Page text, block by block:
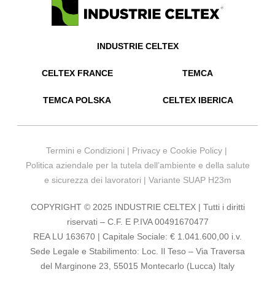
INDUSTRIE CELTEX
CELTEX FRANCE TEMCA
TEMCA POLSKA CELTEX IBERICA
COPYRIGHT © 2025 INDUSTRIE CELTEX | Tutti i diritti
riservati – C.F. E P.IVA 00491670477
REA LU 163670 | Capitale Sociale: € 1.041.600,00 i.v.
Sede Legale e Stabilimento: Loc. Il Teso – Via Traversa
del Marginone 23, 55015 Montecarlo (Lucca) Italy
Termini e Condizioni | Privacy e Cookie Policy|
Politica aziendale per la tutela dell’ambiente e della salute
e sicurezza dei lavoratori | Variante SUAP H23m